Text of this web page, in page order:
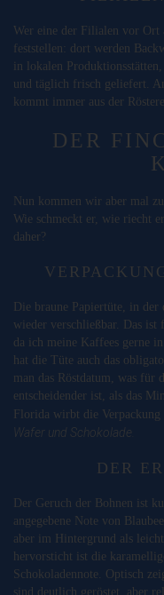
Wer eine der Filialen vor
feststellen: dort werden
in lokalen
und täglich frisch geliefert.
kommt immer aus der
DER
Nun kommen wir aber mal
Wie schmeckt er, wie riecht
daher?
Die braune Papiertüte, in
wieder verschließbar. Das
da ich meine Kaffees gerne
hat die Tüte auch das
man das Röstdatum, was für
entscheidender ist, als das
Florida wirbt die
Wafer und Schokolade.
DER
Der Geruch der Bohnen ist
angegebene Note von
aber im Hintergrund als
hervorsticht ist die
Schokoladennote. Optisch
sind deutlich geröstet, aber